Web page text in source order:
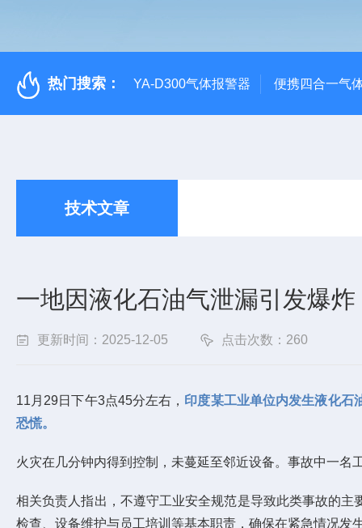
热门搜索： YA-D300气体报警器 便携四合一气
技术文章
一地因液化石油气泄漏引发爆炸
更新时间：2025-12-05 点击次数：260
11月29日下午3点45分左右， 印度某工业单位内发生液化石
恐慌。
火灾在几分钟内得到控制，未蔓延至邻近设备。事故中一
相关负责人指出，不遵守工业安全规范是导致此类事故的
检查、设备维护与员工培训等基本职责，确保在紧急情况发